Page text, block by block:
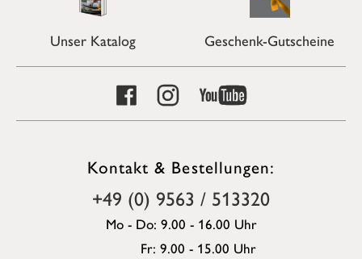
Unser Katalog Geschenk-Gutscheine
Kontakt & Bestellungen:
+49 (0) 9563 / 513320
Mo - Do: 9.00 - 16.00 Uhr
Fr: 9.00 - 15.00 Uhr